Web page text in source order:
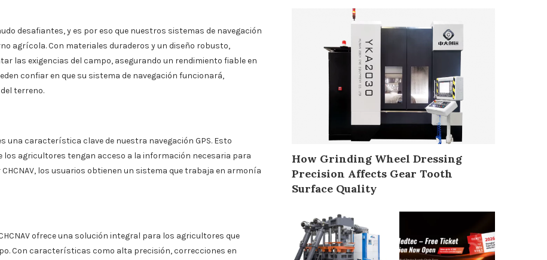
desafiantes, y es por eso que nuestros sistemas de navegación
agrícola. Con materiales duraderos y un diseño robusto,
las exigencias del campo, asegurando un rendimiento fiable en
confiar en que su sistema de navegación funcionará,
terreno.
una característica clave de nuestra navegación GPS. Esto
agricultores tengan acceso a la información necesaria para
los usuarios obtienen un sistema que trabaja en armonía
ofrece una solución integral para los agricultores que
Con características como alta precisión, correcciones en
How Grinding Wheel Dressing
Precision Affects Gear Tooth
Surface Quality